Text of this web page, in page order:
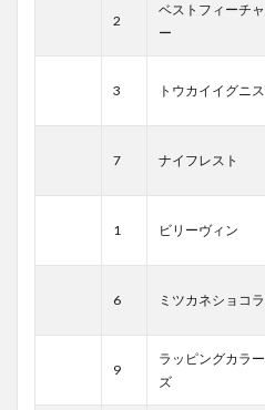
2
ベストフィーチャ
ー
3 トウカイイグニス
7 ナイフレスト
1 ビリーヴィン
6 ミツカネショコラ
9
ラッピングカラー
ズ